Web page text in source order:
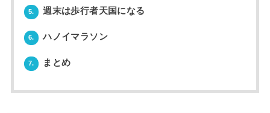
5. 週末は歩行者天国になる
6. ハノイマラソン
7. まとめ